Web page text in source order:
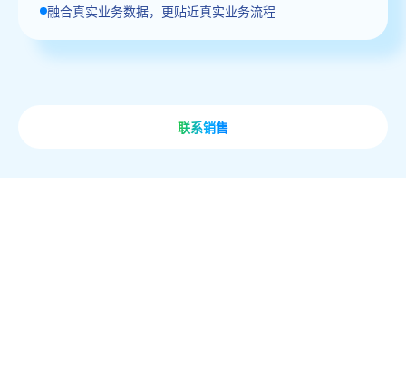
融合真实业务数据，更贴近真实业务流程
联系销售